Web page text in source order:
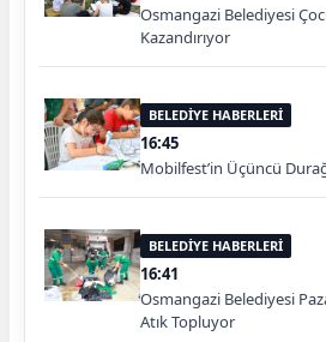
Osmangazi Belediyesi
Kazandırıyor
BELEDİYE HABERLERİ
16:45
Mobilfest’in Üçüncü
BELEDİYE HABERLERİ
16:41
Osmangazi Belediyesi
Atık Topluyor